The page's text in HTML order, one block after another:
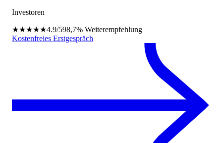
Investoren
★★★★★4.9/598,7% Weiterempfehlung
Kostenfreies Erstgespräch